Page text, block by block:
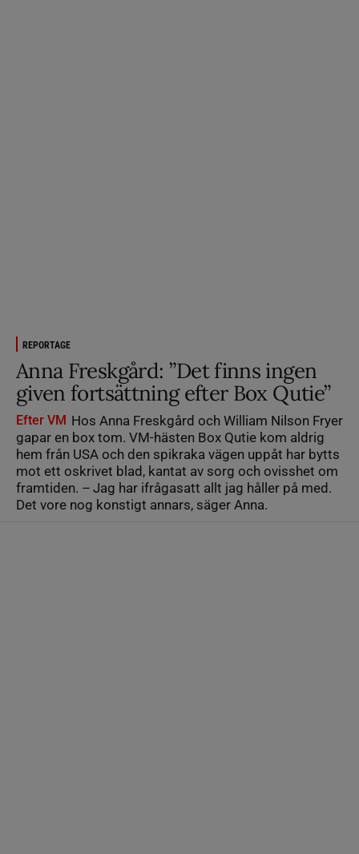
REPORTAGE
Anna Freskgård: ”Det finns ingen
given fortsättning efter Box Qutie”
Efter VM Hos Anna Freskgård och William Nilson Fryer
gapar en box tom. VM-hästen Box Qutie kom aldrig
hem från USA och den spikraka vägen uppåt har bytts
mot ett oskrivet blad, kantat av sorg och ovisshet om
framtiden. – Jag har ifrågasatt allt jag håller på med.
Det vore nog konstigt annars, säger Anna.